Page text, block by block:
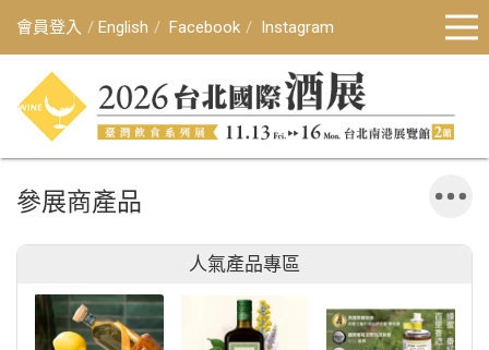
會員登入 English Facebook Instagram
參展商產品
人氣產品專區